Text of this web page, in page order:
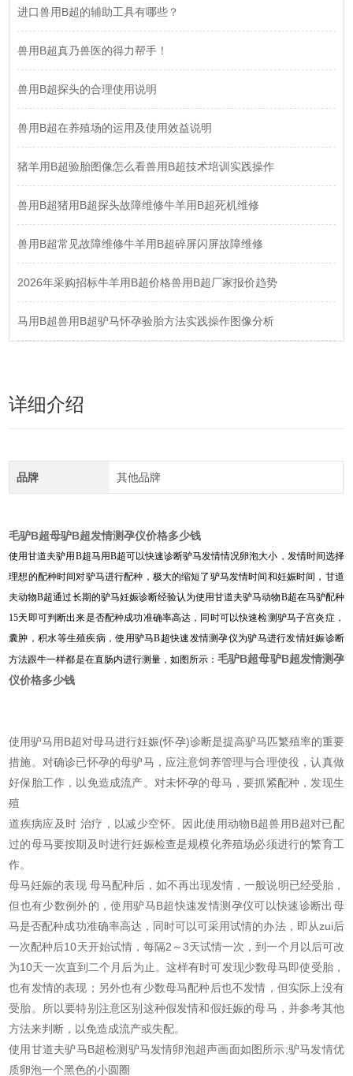
进口兽用B超的辅助工具有哪些？
兽用B超真乃兽医的得力帮手！
兽用B超探头的合理使用说明
兽用B超在养殖场的运用及使用效益说明
猪羊用B超验胎图像怎么看兽用B超技术培训实践操作
兽用B超猪用B超探头故障维修牛羊用B超死机维修
兽用B超常见故障维修牛羊用B超碎屏闪屏故障维修
2026年采购招标牛羊用B超价格兽用B超厂家报价趋势
马用B超兽用B超驴马怀孕验胎方法实践操作图像分析
详细介绍
品牌 其他品牌
毛驴B超母驴B超发情测孕仪价格多少钱
使用甘道夫驴用B超马用B超可以快速诊断驴马发情情况卵泡大小，发情时间选择
理想的配种时间对驴马进行配种，极大的缩短了驴马发情时间和妊娠时间，甘道
夫动物B超通过长期的驴马妊娠诊断经验认为使用甘道夫驴马动物B超在马驴配种
15天即可判断出来是否配种成功准确率高达，同时可以快速检测驴马子宫炎症，
囊肿，积水等生殖疾病，使用驴马B超快速发情测孕仪为驴马进行发情妊娠诊断
方法跟牛一样都是在直肠内进行测量，如图所示：毛驴B超母驴B超发情测孕
仪价格多少钱
使用驴马用B超对母马进行妊娠(怀孕)诊断是提高驴马匹繁殖率的重要
措施。对确诊已怀孕的母驴马，应注意饲养管理与合理使役，认真做
好保胎工作，以免造成流产。对未怀孕的母马，要抓紧配种，发现生
殖
道疾病应及时 治疗，以减少空怀。因此使用动物B超兽用B超对已配
过的母马要按期及时进行妊娠检查是规模化养殖场必须进行的繁育工
作。
母马妊娠的表现 母马配种后，如不再出现发情，一般说明已经受胎，
但也有少数例外的，使用驴马B超快速发情测孕仪可以快速诊断出母
马是否配种成功准确率高达，同时可以可采用试情的办法，即从zui后
一次配种后10天开始试情，每隔2～3天试情一次，到一个月以后可改
为10天一次直到二个月后为止。这样有时可发现少数母马即使受胎，
也有发情的表现；另外也有少数母马配种后也不发情，但实际上没有
受胎。所以要特别注意区别这种假发情和假妊娠的母马，并参考其他
方法来判断，以免造成流产或失配。
使用甘道夫驴马B超检测驴马发情卵泡超声画面如图所示;驴马发情优
质卵泡一个黑色的小圆圈